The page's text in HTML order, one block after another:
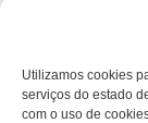
Utilizamos cookies
serviços do estado
com o uso de
Social
Rua Fúlvio